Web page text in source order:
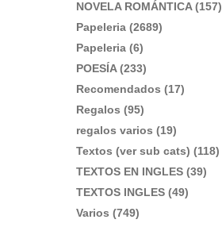
NOVELA ROMÁNTICA (157)
Papeleria (2689)
Papeleria (6)
POESÍA (233)
Recomendados (17)
Regalos (95)
regalos varios (19)
Textos (ver sub cats) (118)
TEXTOS EN INGLES (39)
TEXTOS INGLES (49)
Varios (749)